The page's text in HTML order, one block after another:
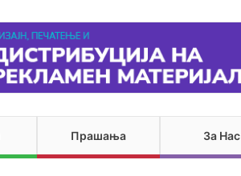
Прашања За Нас